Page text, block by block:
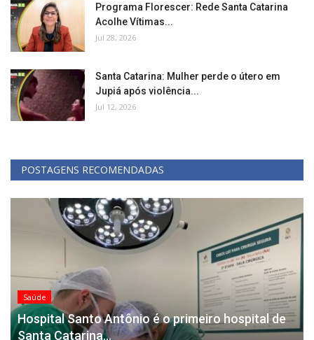
Programa Florescer: Rede Santa Catarina
Acolhe Vítimas...
Jul 28, 2026
Santa Catarina: Mulher perde o útero em
Jupiá após violência...
Jul 12, 2026
POSTAGENS RECOMENDADAS
Saúde
Hospital Santo Antônio é o primeiro hospital de
Santa Catarina...